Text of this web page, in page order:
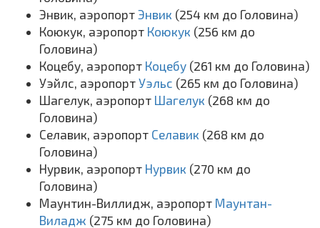
Энвик, аэропорт Энвик (254 км до Головина)
Коюкук, аэропорт Коюкук (256 км до
Головина)
Коцебу, аэропорт Коцебу (261 км до Головина)
Уэйлс, аэропорт Уэльс (265 км до Головина)
Шагелук, аэропорт Шагелук (268 км до
Головина)
Селавик, аэропорт Селавик (268 км до
Головина)
Нурвик, аэропорт Нурвик (270 км до
Головина)
Маунтин-Виллидж, аэропорт Маунтан-
Виладж (275 км до Головина)